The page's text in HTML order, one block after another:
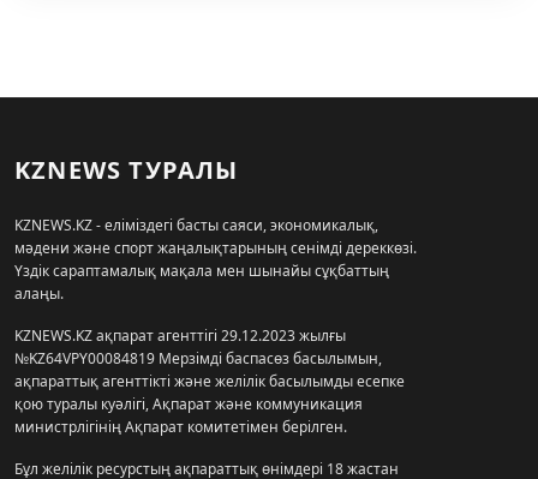
KZNEWS ТУРАЛЫ
KZNEWS.KZ - еліміздегі басты саяси, экономикалық,
мәдени және спорт жаңалықтарының сенімді дереккөзі.
Үздік сараптамалық мақала мен шынайы сұқбаттың
алаңы.
KZNEWS.KZ ақпарат агенттігі 29.12.2023 жылғы
№KZ64VPY00084819 Мерзімді баспасөз басылымын,
ақпараттық агенттікті және желілік басылымды есепке
қою туралы куәлігі, Ақпарат және коммуникация
министрлігінің Ақпарат комитетімен берілген.
Бұл желілік ресурстың ақпараттық өнімдері 18 жастан